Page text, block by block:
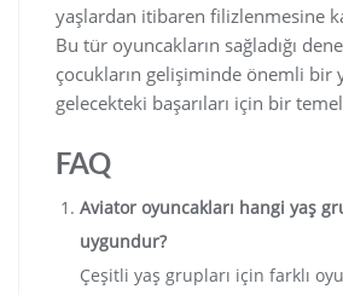
yaşlardan itibaren filizlenmesine
Bu tür oyuncakların sağladığı
çocukların gelişiminde önemli bir
gelecekteki başarıları için bir
FAQ
Aviator oyuncakları hangi yaş
uygundur?
Çeşitli yaş grupları için farklı